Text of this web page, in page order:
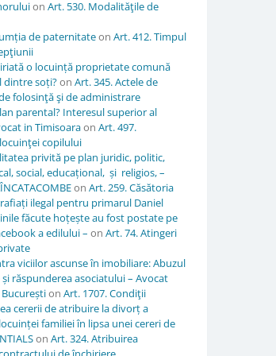
on Art. 530. Modalităţile de
de paternitateon Art. 412. Timpul
o locuință proprietate comună
dintre soți?on Art. 345. Actele de
folosinţă şi de administrare
parental? Interesul superior al
in Timisoaraon Art. 497.
copilului
privită pe plan juridic, politic,
social, educațional, și religios, –
on Art. 259. Căsătoria
ilegal pentru primarul Daniel
făcute hoțește au fost postate pe
a edilului – on Art. 74. Atingeri
viciilor ascunse în imobiliare: Abuzul
răspunderea asociatului – Avocat
on Art. 1707. Condiţii
cererii de atribuire la divorț a
familiei în lipsa unei cereri de
on Art. 324. Atribuirea